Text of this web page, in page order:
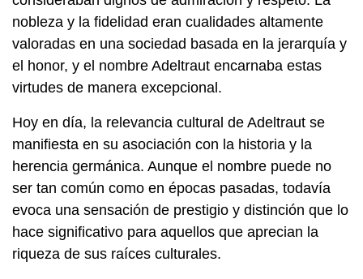
nobleza y la fidelidad eran cualidades altamente
valoradas en una sociedad basada en la jerarquía y
el honor, y el nombre Adeltraut encarnaba estas
virtudes de manera excepcional.
Hoy en día, la relevancia cultural de Adeltraut se
manifiesta en su asociación con la historia y la
herencia germánica. Aunque el nombre puede no
ser tan común como en épocas pasadas, todavía
evoca una sensación de prestigio y distinción que lo
hace significativo para aquellos que aprecian la
riqueza de sus raíces culturales.